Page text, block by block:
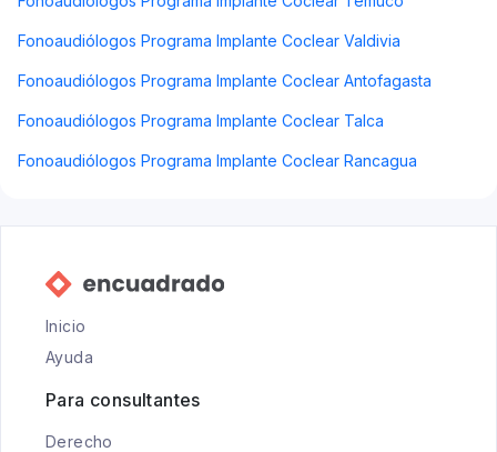
Fonoaudiólogos Programa Implante Coclear Valdivia
Fonoaudiólogos Programa Implante Coclear Antofagasta
Fonoaudiólogos Programa Implante Coclear Talca
Fonoaudiólogos Programa Implante Coclear Rancagua
Inicio
Ayuda
Para consultantes
Derecho